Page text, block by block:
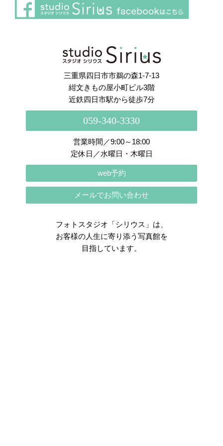
Instagram でフォロー
三重県四日市市鵜の森1-7-13
紺文きもの屋小町ビル3階
近鉄四日市駅から徒歩7分
059-340-3330
営業時間／9:00～18:00
定休日／水曜日・木曜日
web予約
メールでお問い合わせ
フォトスタジオ「シリウス」は、
お客様の人生に寄り添う写真館を
目指しています。